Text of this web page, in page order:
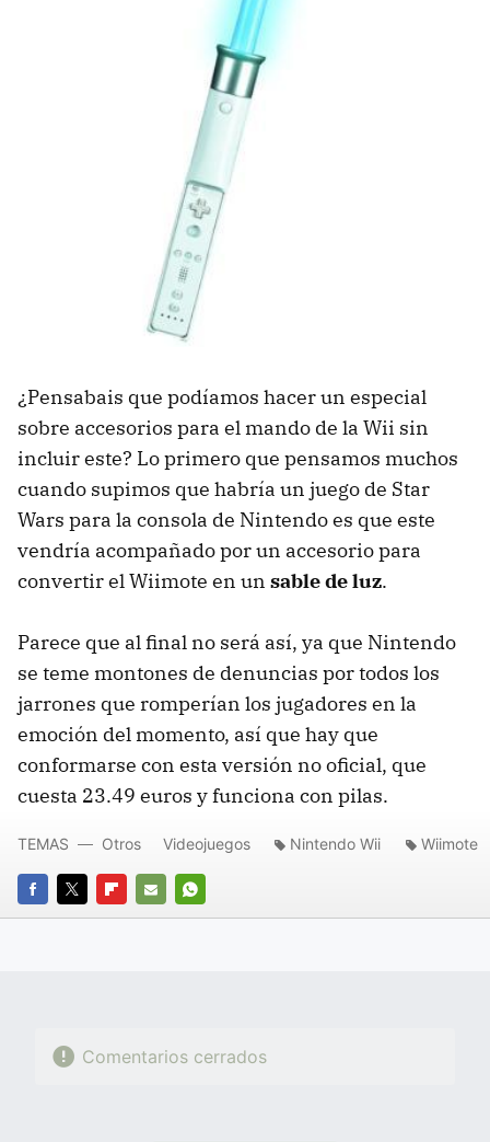
¿Pensabais que podíamos hacer un especial
sobre accesorios para el mando de la Wii sin
incluir este? Lo primero que pensamos muchos
cuando supimos que habría un juego de Star
Wars para la consola de Nintendo es que este
vendría acompañado por un accesorio para
convertir el Wiimote en un sable de luz.
Parece que al final no será así, ya que Nintendo
se teme montones de denuncias por todos los
jarrones que romperían los jugadores en la
emoción del momento, así que hay que
conformarse con esta versión no oficial, que
cuesta 23.49 euros y funciona con pilas.
FACEBOOK
TWITTERFLIPBOARD
E-
WHATSAPP
TEMAS Otros Videojuegos Nintendo Wii Wiimote
Comentarios cerrados